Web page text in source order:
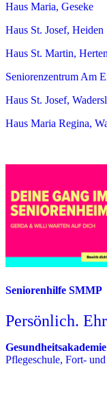
Haus Maria, Geseke
Haus St. Josef, Heiden
Haus St. Martin,
Seniorenzentrum Am
Haus St. Josef,
Haus Maria Regina,
Seniorenhilfe SMMP
Persönlich.
Pflegeschule, Fort-